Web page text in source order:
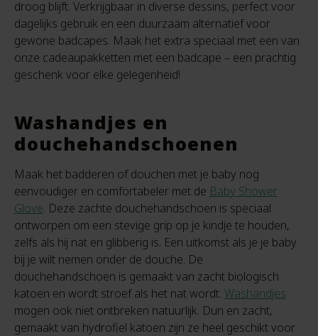
droog blijft. Verkrijgbaar in diverse dessins, perfect voor
dagelijks gebruik en een duurzaam alternatief voor
gewone badcapes. Maak het extra speciaal met een van
onze cadeaupakketten met een badcape – een prachtig
geschenk voor elke gelegenheid!
Washandjes en
douchehandschoenen
Maak het badderen of douchen met je baby nog
eenvoudiger en comfortabeler met de Baby Shower
Glove. Deze zachte douchehandschoen is speciaal
ontworpen om een stevige grip op je kindje te houden,
zelfs als hij nat en glibberig is. Een uitkomst als je je baby
bij je wilt nemen onder de douche. De
douchehandschoen is gemaakt van zacht biologisch
katoen en wordt stroef als het nat wordt. Washandjes
mogen ook niet ontbreken natuurlijk. Dun en zacht,
gemaakt van hydrofiel katoen zijn ze heel geschikt voor